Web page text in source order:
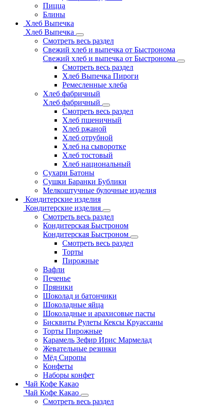
Пицца
Блины
Хлеб Выпечка
Хлеб Выпечка
Смотреть весь раздел
Свежий хлеб и выпечка от Быстронома
Свежий хлеб и выпечка от Быстронома
Смотреть весь раздел
Хлеб Выпечка Пироги
Ремесленные хлеба
Хлеб фабричный
Хлеб фабричный
Смотреть весь раздел
Хлеб пшеничный
Хлеб ржаной
Хлеб отрубной
Хлеб на сыворотке
Хлеб тостовый
Хлеб национальный
Сухари Батоны
Сушки Баранки Бублики
Мелкоштучные булочные изделия
Кондитерские изделия
Кондитерские изделия
Смотреть весь раздел
Кондитерская Быстроном
Кондитерская Быстроном
Смотреть весь раздел
Торты
Пирожные
Вафли
Печенье
Пряники
Шоколад и батончики
Шоколадные яйца
Шоколадные и арахисовые пасты
Бисквиты Рулеты Кексы Круассаны
Торты Пирожные
Карамель Зефир Ирис Мармелад
Жевательные резинки
Мёд Сиропы
Конфеты
Наборы конфет
Чай Кофе Какао
Чай Кофе Какао
Смотреть весь раздел